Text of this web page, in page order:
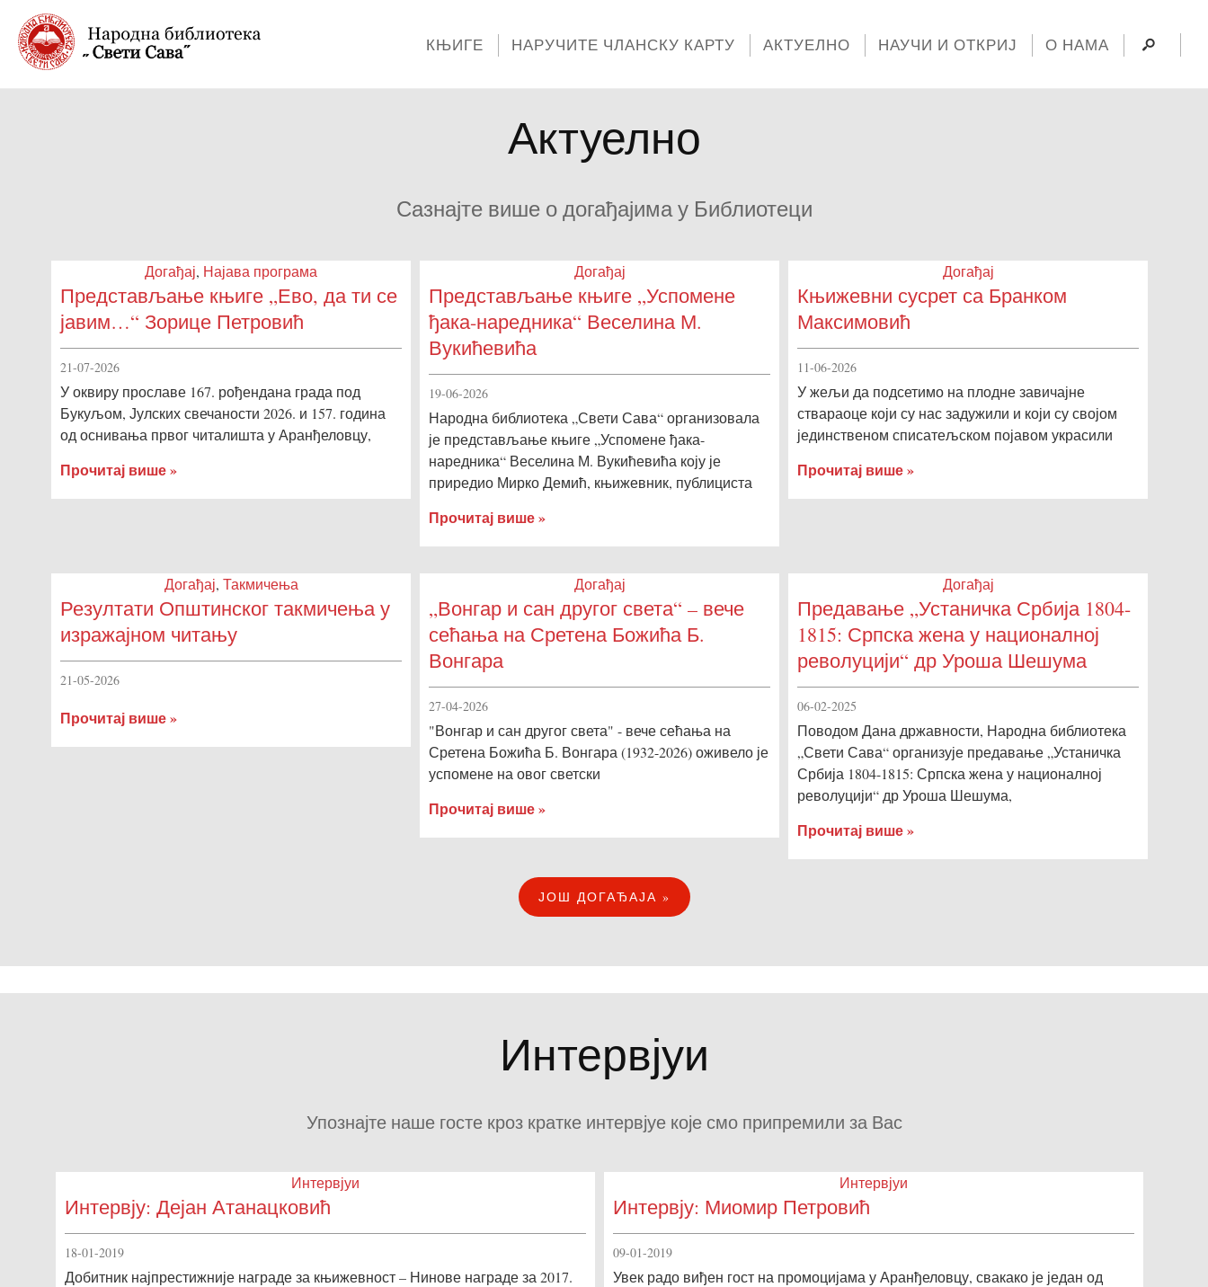
КЊИГЕ НАРУЧИТЕ ЧЛАНСКУ КАРТУ АКТУЕЛНО НАУЧИ И ОТКРИЈ О НАМА
Актуелно
Сазнајте више о догађајима у Библиотеци
Догађај, Најава програма
Представљање књиге „Ево, да ти се
јавим…“ Зорице Петровић
21-07-2026
У оквиру прославе 167. рођендана града под
Букуљом, Јулских свечаности 2026. и 157. година
од оснивања првог читалишта у Аранђеловцу,
Прочитај више »
Догађај
Представљање књиге „Успомене
ђака-наредника“ Веселина М.
Вукићевића
19-06-2026
Народна библиотека „Свети Сава“ организовала
је представљање књиге „Успомене ђака-
наредника“ Веселина М. Вукићевића коју је
приредио Мирко Демић, књижевник, публициста
Прочитај више »
Догађај
Књижевни сусрет са Бранком
Максимовић
11-06-2026
У жељи да подсетимо на плодне завичајне
ствараоце који су нас задужили и који су својом
јединственом списатељском појавом украсили
Прочитај више »
Догађај, Такмичења
Резултати Општинског такмичења у
изражајном читању
21-05-2026
Прочитај више »
Догађај
„Вонгар и сан другог света“ – вече
сећања на Сретена Божића Б.
Вонгара
27-04-2026
"Вонгар и сан другог света" - вече сећања на
Сретена Божића Б. Вонгара (1932-2026) оживело је
успомене на овог светски
Прочитај више »
Догађај
Предавање „Устаничка Србија 1804-
1815: Српска жена у националној
револуцији“ др Уроша Шешума
06-02-2025
Поводом Дана државности, Народна библиотека
„Свети Сава“ организује предавање „Устаничка
Србија 1804-1815: Српска жена у националној
револуцији“ др Уроша Шешума,
Прочитај више »
ЈОШ ДОГАЂАЈА »
Интервјуи
Упознајте наше госте кроз кратке интервјуе које смо припремили за Вас
Интервјуи
Интервју: Дејан Атанацковић
18-01-2019
Добитник најпрестижније награде за књижевност – Нинове награде за 2017.
Интервјуи
Интервју: Миомир Петровић
09-01-2019
Увек радо виђен гост на промоцијама у Аранђеловцу, свакако је један од